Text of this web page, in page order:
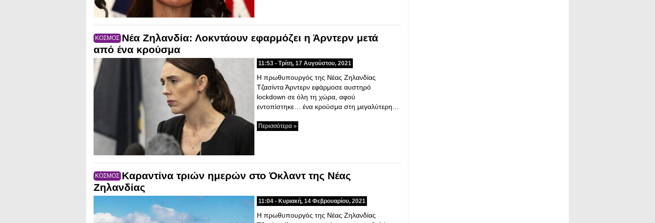
ΚΟΣΜΟΣ Νέα Ζηλανδία: Λοκντάουν εφαρμόζει η Άρντερν μετά
από ένα κρούσμα
11:53 - Τρίτη, 17 Αυγούστου, 2021
Η πρωθυπουργός της Νέας Ζηλανδίας
Τζασίντα Άρντερν εφάρμοσε αυστηρό
lockdown σε όλη τη χώρα, αφού
εντοπίστηκε… ένα κρούσμα στη μεγαλύτερη…
Περισσότερα »
ΚΟΣΜΟΣ Καραντίνα τριών ημερών στο Όκλαντ της Νέας
Ζηλανδίας
11:04 - Κυριακή, 14 Φεβρουαρίου, 2021
Η πρωθυπουργός της Νέας Ζηλανδίας